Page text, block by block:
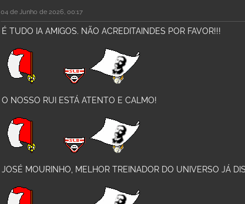
04 de Junho de 2026, 00:17
É TUDO IA AMIGOS. NÃO ACREDITAINDES POR FAVOR!!!
O NOSSO RUI ESTÁ ATENTO E CALMO!
JOSÉ MOURINHO, MELHOR TREINADOR DO UNIVERSO JÁ